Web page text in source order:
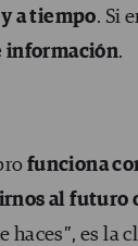
a tiempo. Si
información.
funciona
al futuro
haces”, es la